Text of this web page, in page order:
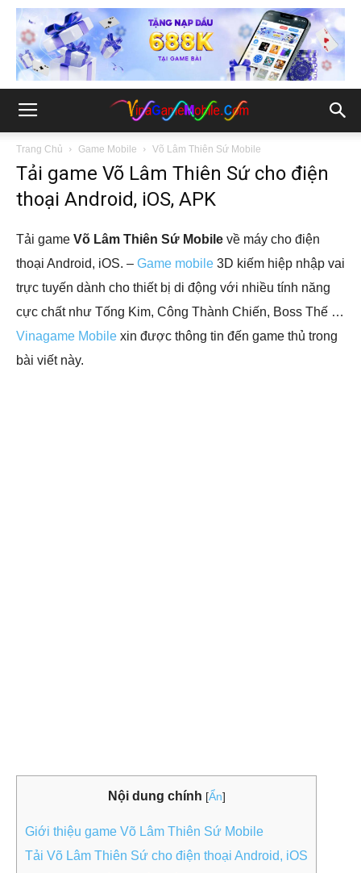
Trang Chủ Game Mobile Võ Lâm Thiên Sứ Mobile
Tải game Võ Lâm Thiên Sứ cho điện
thoại Android, iOS, APK
Tải game Võ Lâm Thiên Sứ Mobile về máy cho điện
thoại Android, iOS. – Game mobile 3D kiếm hiệp nhập vai
trực tuyến dành cho thiết bị di động với nhiều tính năng
cực chất như Tống Kim, Công Thành Chiến, Boss Thế …
Vinagame Mobile xin được thông tin đến game thủ trong
bài viết này.
Nội dung chính [Ẩn]
Giới thiệu game Võ Lâm Thiên Sứ Mobile
Tải Võ Lâm Thiên Sứ cho điện thoại Android, iOS